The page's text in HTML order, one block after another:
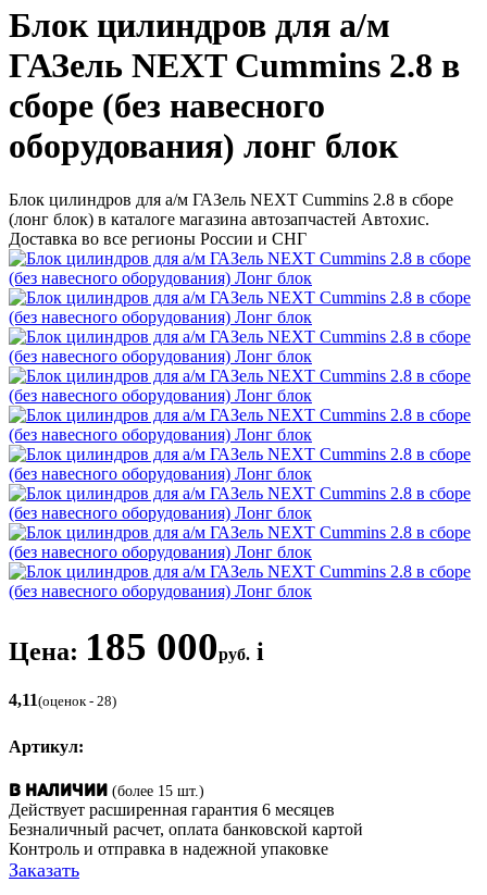
Блок цилиндров для а/м
ГАЗель NEXT Cummins 2.8 в
сборе (без навесного
оборудования) лонг блок
Блок цилиндров для а/м ГАЗель NEXT Cummins 2.8 в сборе
(лонг блок) в каталоге магазина автозапчастей Автохис.
Доставка во все регионы России и СНГ
Цена: 185 000руб. i
4,11(оценок - 28)
Артикул:
В наличии (более 15 шт.)
Действует расширенная гарантия 6 месяцев
Безналичный расчет, оплата банковской картой
Контроль и отправка в надежной упаковке
Заказать